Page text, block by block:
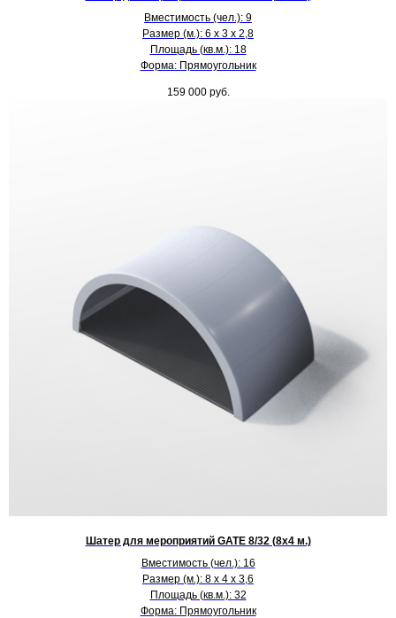
Вместимость (чел.): 9
Размер (м.): 6 х 3 х 2,8
Площадь (кв.м.): 18
Форма: Прямоугольник
159 000 руб.
Шатер для мероприятий GATE 8/32 (8х4 м.)
Вместимость (чел.): 16
Размер (м.): 8 х 4 х 3,6
Площадь (кв.м.): 32
Форма: Прямоугольник